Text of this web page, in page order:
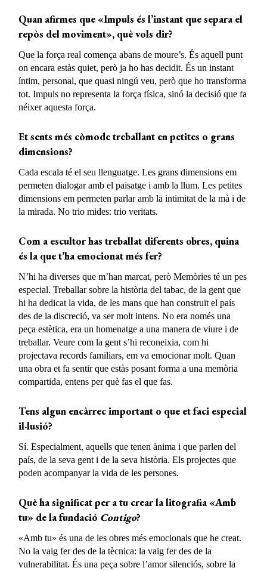
Quan afirmes que «Impuls és l’instant que separa el
repòs del moviment», què vols dir?
Que la força real comença abans de moure’s. És aquell punt
on encara estàs quiet, però ja ho has decidit. És un instant
íntim, personal, que quasi ningú veu, però que ho transforma
tot. Impuls no representa la força física, sinó la decisió que fa
néixer aquesta força.
Et sents més còmode treballant en petites o grans
dimensions?
Cada escala té el seu llenguatge. Les grans dimensions em
permeten dialogar amb el paisatge i amb la llum. Les petites
dimensions em permeten parlar amb la intimitat de la mà i de
la mirada. No trio mides: trio veritats.
Com a escultor has treballat diferents obres, quina
és la que t’ha emocionat més fer?
N’hi ha diverses que m’han marcat, però Memòries té un pes
especial. Treballar sobre la història del tabac, de la gent que
hi ha dedicat la vida, de les mans que han construït el país
des de la discreció, va ser molt intens. No era només una
peça estètica, era un homenatge a una manera de viure i de
treballar. Veure com la gent s’hi reconeixia, com hi
projectava records familiars, em va emocionar molt. Quan
una obra et fa sentir que estàs posant forma a una memòria
compartida, entens per què fas el que fas.
Tens algun encàrrec important o que et faci especial
il·lusió?
Sí. Especialment, aquells que tenen ànima i que parlen del
país, de la seva gent i de la seva història. Els projectes que
poden acompanyar la vida de les persones.
Què ha significat per a tu crear la litografia «Amb
tu» de la fundació Contigo?
«Amb tu» és una de les obres més emocionals que he creat.
No la vaig fer des de la tècnica: la vaig fer des de la
vulnerabilitat. És una peça sobre l’amor silenciós, sobre la